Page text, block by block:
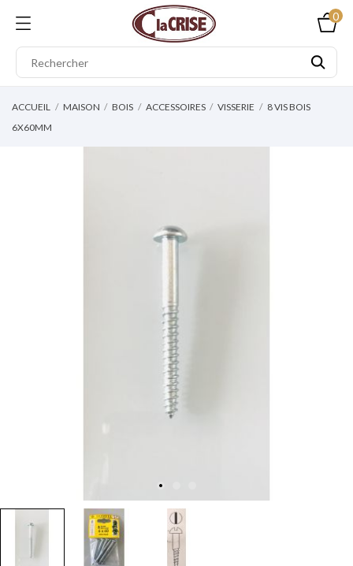
0
ACCUEIL MAISON BOIS ACCESSOIRES VISSERIE
8 VIS BOIS
6X60MM